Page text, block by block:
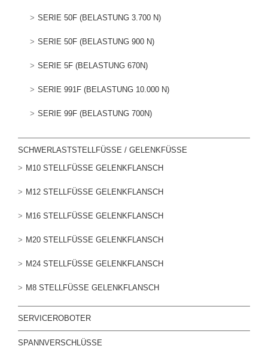
SERIE 50F (BELASTUNG 3.700 N)
SERIE 50F (BELASTUNG 900 N)
SERIE 5F (BELASTUNG 670N)
SERIE 991F (BELASTUNG 10.000 N)
SERIE 99F (BELASTUNG 700N)
SCHWERLASTSTELLFÜSSE / GELENKFÜSSE
M10 STELLFÜSSE GELENKFLANSCH
M12 STELLFÜSSE GELENKFLANSCH
M16 STELLFÜSSE GELENKFLANSCH
M20 STELLFÜSSE GELENKFLANSCH
M24 STELLFÜSSE GELENKFLANSCH
M8 STELLFÜSSE GELENKFLANSCH
SERVICEROBOTER
SPANNVERSCHLÜSSE